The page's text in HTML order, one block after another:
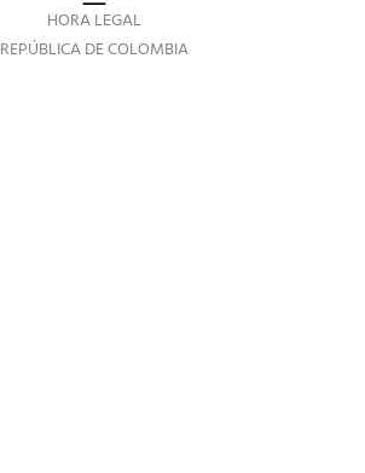
HORA LEGAL
REPÚBLICA DE COLOMBIA